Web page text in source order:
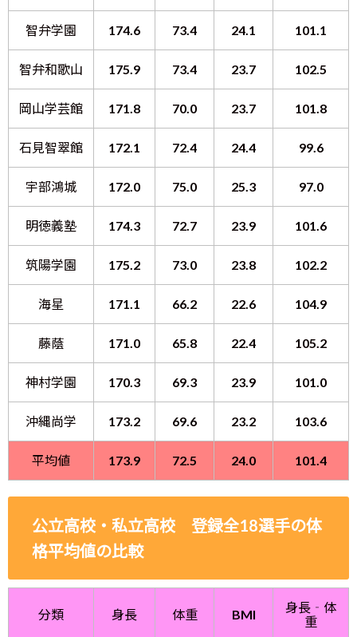
智弁学園 174.6 73.4 24.1 101.1
智弁和歌山 175.9 73.4 23.7 102.5
岡山学芸館 171.8 70.0 23.7 101.8
石見智翠館 172.1 72.4 24.4 99.6
宇部鴻城 172.0 75.0 25.3 97.0
明徳義塾 174.3 72.7 23.9 101.6
筑陽学園 175.2 73.0 23.8 102.2
海星 171.1 66.2 22.6 104.9
藤蔭 171.0 65.8 22.4 105.2
神村学園 170.3 69.3 23.9 101.0
沖縄尚学 173.2 69.6 23.2 103.6
平均値 173.9 72.5 24.0 101.4
公立高校・私立高校 登録全18選手の体
格平均値の比較
分類 身長 体重 BMI
身長‐体
重